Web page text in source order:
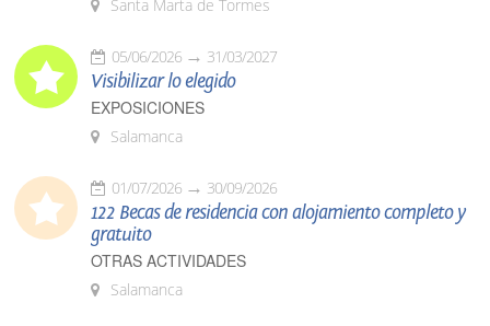
Santa Marta de Tormes
05/06/2026 31/03/2027
Visibilizar lo elegido
EXPOSICIONES
Salamanca
01/07/2026 30/09/2026
122 Becas de residencia con alojamiento completo y
gratuito
OTRAS ACTIVIDADES
Salamanca